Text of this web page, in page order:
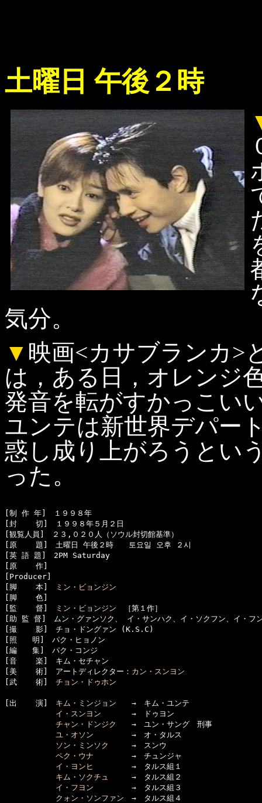
土曜日 午後２時
気分。
▼ 映画<カサブランカ>
は，ある日，オレンジ
発音を転がすかっこい
ユンテは新世界デパー
惑し成り上がろうとい
った。
[制 作 年]　１９９８年
[封    切]　１９９８年５月２日
[観覧人員]　２３,０２０人（ソウル封切館基準）
[原    題]　土曜日 午後２時　　토요일 오후 ２시
[英 語 題]　2PM Saturday
[原    作]
[Producer]
[脚    本]
ミン・ビョンジン
[脚    色]
[監    督]
ミン・ビョンジン ［第１作］
[助 監 督]　ムン・グァンソク、 イ・サンハク、イ・ソクフン、イ・フ
[撮    影]　チョ・ドングァン (K.S.C)
[照　　明]　パク・ヒョノン
[編　　集]　パク・コンジ
[音    楽]　キム・セチャン
[美    術]　アートディレクター： カン・スンヨン
[武    術] チョン・ドゥホン
[出    演] キム・ミンジョン →　キム・ユンテ
イ・スンヨン →　ドゥヨン
チャン・ドンジク
→　ユン・サング　刑事
ユ・オソン →　オ・タルス
ソン・ミンソク
→　スンウ
ペク・ウナ →　チュンジャ
イ・ヨンヒ
→　タルス組１
キム・ソクチュ
→　タルス組２
イ・フヨン →　タルス組３
クォン・ソンファン →　タルス組４